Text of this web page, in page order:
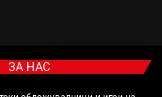
ЗА НАС